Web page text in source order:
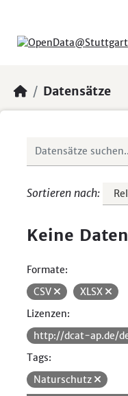
Datensätze
Sortieren nach
Keine
Formate:
CSV
XLSX
Lizenzen:
http://dcat-ap.de/
Tags:
Naturschutz